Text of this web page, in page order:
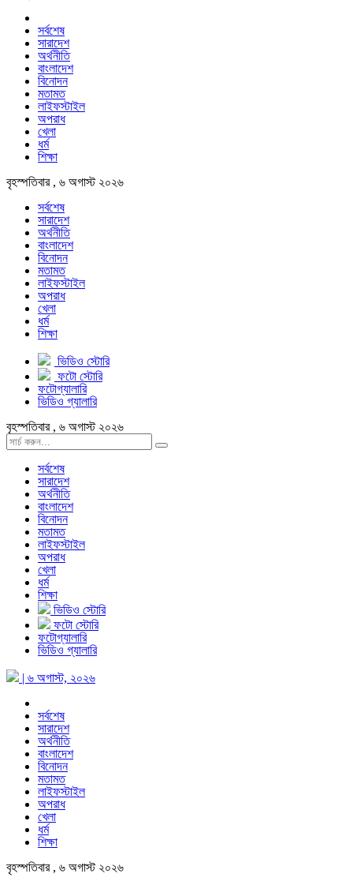
সর্বশেষ
সারাদেশ
অর্থনীতি
বাংলাদেশ
বিনোদন
মতামত
লাইফস্টাইল
অপরাধ
খেলা
ধর্ম
শিক্ষা
বৃহস্পতিবার , ৬ অগাস্ট ২০২৬
সর্বশেষ
সারাদেশ
অর্থনীতি
বাংলাদেশ
বিনোদন
মতামত
লাইফস্টাইল
অপরাধ
খেলা
ধর্ম
শিক্ষা
ভিডিও স্টোরি
ফটো স্টোরি
ফটোগ্যালারি
ভিডিও গ্যালারি
বৃহস্পতিবার , ৬ অগাস্ট ২০২৬
সর্বশেষ
সারাদেশ
অর্থনীতি
বাংলাদেশ
বিনোদন
মতামত
লাইফস্টাইল
অপরাধ
খেলা
ধর্ম
শিক্ষা
ভিডিও স্টোরি
ফটো স্টোরি
ফটোগ্যালারি
ভিডিও গ্যালারি
| ৬ অগাস্ট, ২০২৬
সর্বশেষ
সারাদেশ
অর্থনীতি
বাংলাদেশ
বিনোদন
মতামত
লাইফস্টাইল
অপরাধ
খেলা
ধর্ম
শিক্ষা
বৃহস্পতিবার , ৬ অগাস্ট ২০২৬